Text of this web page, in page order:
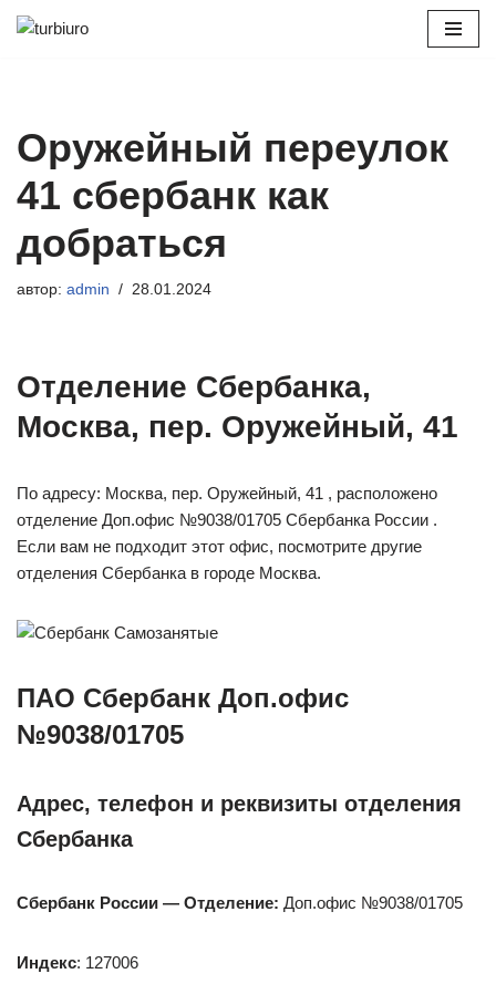
Оружейный переулок
41 сбербанк как
добраться
автор: admin 28.01.2024
Отделение Сбербанка,
Москва, пер. Оружейный, 41
По адресу: Москва, пер. Оружейный, 41 , расположено
отделение Доп.офис №9038/01705 Сбербанка России .
Если вам не подходит этот офис, посмотрите другие
отделения Сбербанка в городе Москва.
ПАО Сбербанк Доп.офис
№9038/01705
Адрес, телефон и реквизиты отделения
Сбербанка
Сбербанк России — Отделение: Доп.офис №9038/01705
Индекс: 127006